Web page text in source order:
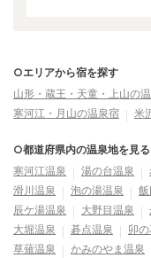
○エリアから宿を探す
山形・蔵王・天童・上山の
寒河江・月山の温泉宿
米
○都道府県内の温泉地を見る
寒河江温泉
湯の台温泉
滑川温泉
泡の湯温泉
辰ケ湯温泉
大野目温泉
大堀温泉
碁点温泉 卯
草薙温泉
かみのやま温泉